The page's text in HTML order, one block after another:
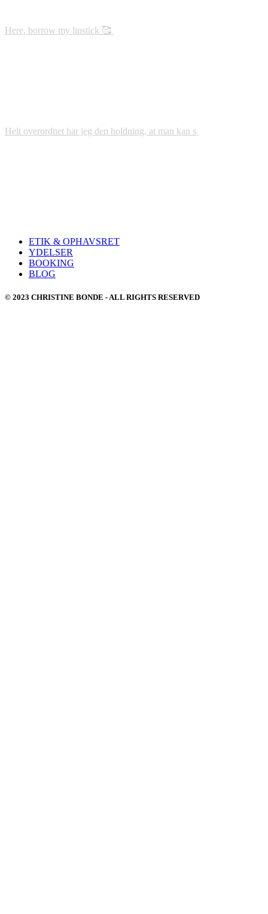
Here, borrow my lipstick 🥰
Helt overordnet har jeg den holdning, at man kan s
ETIK & OPHAVSRET
YDELSER
BOOKING
BLOG
© 2023 CHRISTINE BONDE - ALL RIGHTS RESERVED